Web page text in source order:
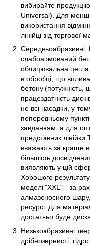
вибирайте продукцію
Universal). Для менш
використання
лінійці від торгової
слабоармований
облицювальна цегла,
в обробці, що
бетону (потужність,
працездатність
не всі насадки, у
попередньому
завданням, а для
представник
вважають за краще
більшість
виявляють у цій
Хорошого
моделі "XXL" - за
алмазоносного
ресурсі. Для
достатньо буде
Низькоабразивні
дрібнозернисті,